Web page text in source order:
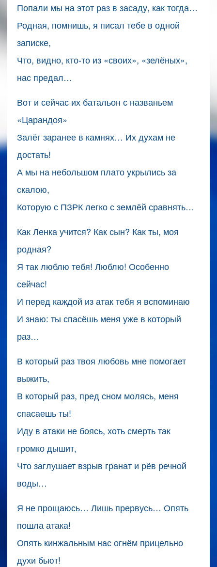
Попали мы на этот раз в засаду, как тогда…
Родная, помнишь, я писал тебе в одной
записке,
Что, видно, кто-то из «своих», «зелёных»,
нас предал…
Вот и сейчас их батальон с названьем
«Царандоя»
Залёг заранее в камнях… Их духам не
достать!
А мы на небольшом плато укрылись за
скалою,
Которую с ПЗРК легко с землёй сравнять…
Как Ленка учится? Как сын? Как ты, моя
родная?
Я так люблю тебя! Люблю! Особенно
сейчас!
И перед каждой из атак тебя я вспоминаю
И знаю: ты спасёшь меня уже в который
раз…
В который раз твоя любовь мне помогает
выжить,
В который раз, пред сном молясь, меня
спасаешь ты!
Иду в атаки не боясь, хоть смерть так
громко дышит,
Что заглушает взрыв гранат и рёв речной
воды…
Я не прощаюсь… Лишь прервусь… Опять
пошла атака!
Опять кинжальным нас огнём прицельно
духи бьют!